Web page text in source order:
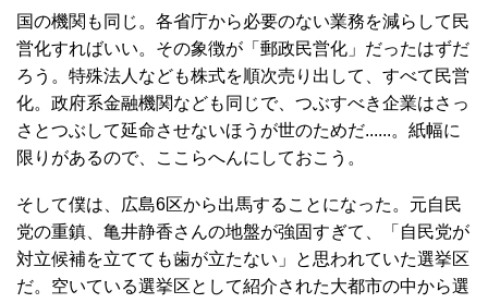
国の機関も同じ。各省庁から必要のない業務を減らして民
営化すればいい。その象徴が「郵政民営化」だったはずだ
ろう。特殊法人なども株式を順次売り出して、すべて民営
化。政府系金融機関なども同じで、つぶすべき企業はさっ
さとつぶして延命させないほうが世のためだ......。紙幅に
限りがあるので、ここらへんにしておこう。
そして僕は、広島6区から出馬することになった。元自民
党の重鎮、亀井静香さんの地盤が強固すぎて、「自民党が
対立候補を立てても歯が立たない」と思われていた選挙区
だ。空いている選挙区として紹介された大都市の中から選